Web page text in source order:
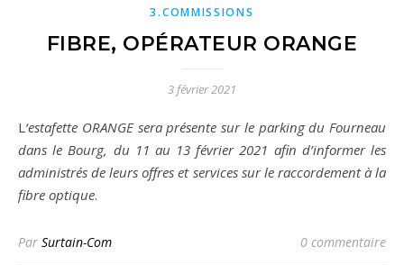
3.COMMISSIONS
FIBRE, OPÉRATEUR ORANGE
3 février 2021
L ‘estafette ORANGE sera présente sur le parking du Fourneau
dans le Bourg, du 11 au 13 février 2021 afin d’informer les
administrés de leurs offres et services sur le raccordement à la
fibre optique.
Par Surtain-Com 0 commentaire